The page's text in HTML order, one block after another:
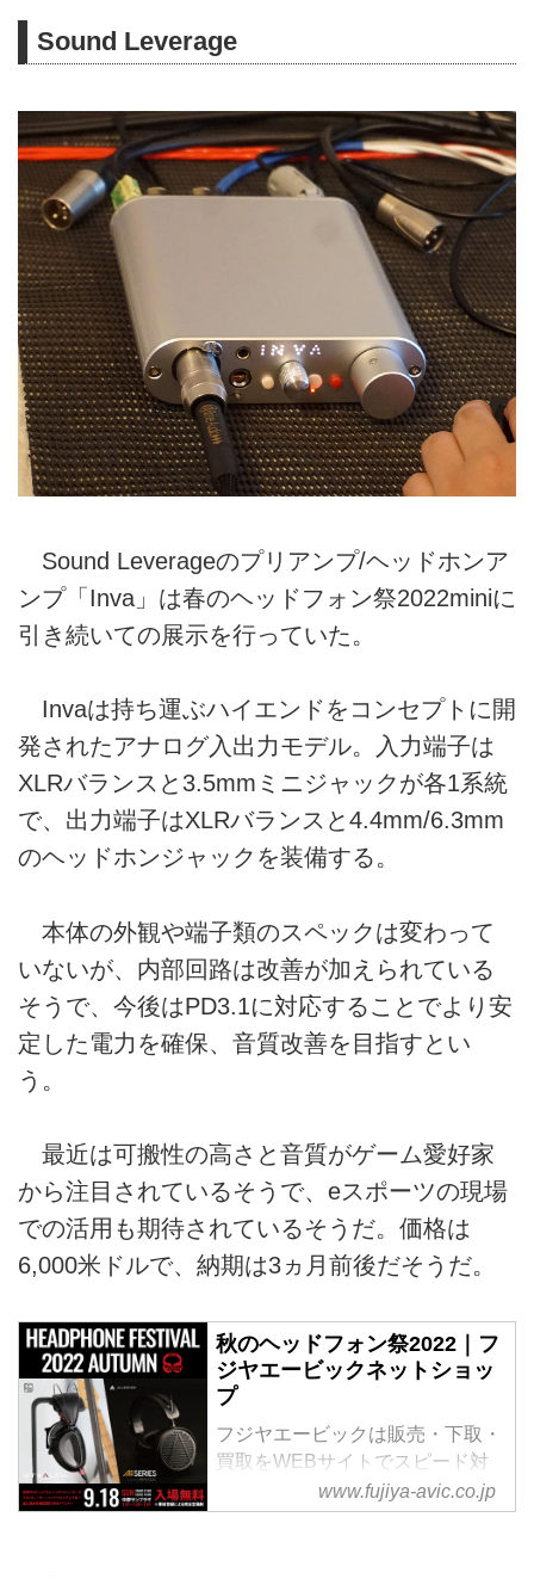
Sound Leverage
Sound Leverageのプリアンプ/ヘッドホンア
ンプ「Inva」は春のヘッドフォン祭2022miniに
引き続いての展示を行っていた。
Invaは持ち運ぶハイエンドをコンセプトに開
発されたアナログ入出力モデル。入力端子は
XLRバランスと3.5mmミニジャックが各1系統
で、出力端子はXLRバランスと4.4mm/6.3mm
のヘッドホンジャックを装備する。
本体の外観や端子類のスペックは変わって
いないが、内部回路は改善が加えられている
そうで、今後はPD3.1に対応することでより安
定した電力を確保、音質改善を目指すとい
う。
最近は可搬性の高さと音質がゲーム愛好家
から注目されているそうで、eスポーツの現場
での活用も期待されているそうだ。価格は
6,000米ドルで、納期は3ヵ月前後だそうだ。
秋のヘッドフォン祭2022｜フ
ジヤエービックネットショッ
プ
フジヤエービックは販売・下取・
買取をWEBサイトでスピード対
応。秋のヘッドフォン祭
20221,000点以上の中古在庫検
www.fujiya-avic.co.jp